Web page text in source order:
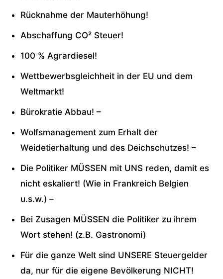
Rücknahme der Mauterhöhung!
Abschaffung CO² Steuer!
100 % Agrardiesel!
Wettbewerbsgleichheit in der EU und dem
Weltmarkt!
Bürokratie Abbau! –
Wolfsmanagement zum Erhalt der
Weidetierhaltung und des Deichschutzes! –
Die Politiker MÜSSEN mit UNS reden, damit es
nicht eskaliert! (Wie in Frankreich Belgien
u.s.w.) –
Bei Zusagen MÜSSEN die Politiker zu ihrem
Wort stehen! (z.B. Gastronomi)
Für die ganze Welt sind UNSERE Steuergelder
da, nur für die eigene Bevölkerung NICHT!